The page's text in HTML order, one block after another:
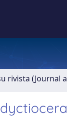
rivista (Journal